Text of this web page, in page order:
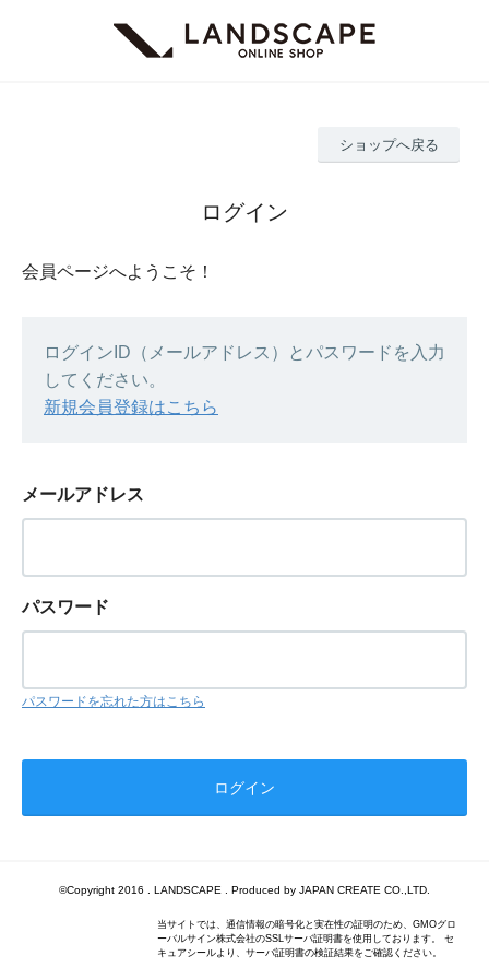
ショップへ戻る
ログイン
会員ページへようこそ！
ログインID（メールアドレス）とパスワードを入力
してください。
新規会員登録はこちら
メールアドレス
パスワード
パスワードを忘れた方はこちら
©Copyright 2016 . LANDSCAPE . Produced by JAPAN CREATE CO.,LTD.
当サイトでは、通信情報の暗号化と実在性の証明のため、GMOグロ
ーバルサイン株式会社のSSLサーバ証明書を使用しております。 セ
キュアシールより、サーバ証明書の検証結果をご確認ください。